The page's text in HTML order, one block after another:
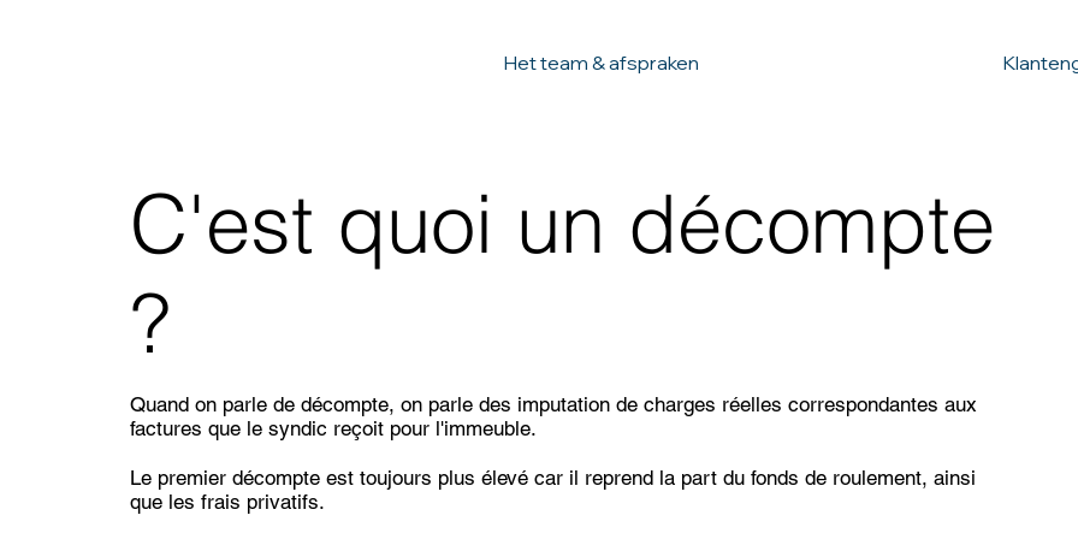
Het team & afspraken
C'est quoi un décompte
?
Quand on parle de décompte, on parle des imputation de charges réelles correspondantes aux
factures que le syndic reçoit pour l'immeuble.
Le premier décompte est toujours plus élevé car il reprend la part du fonds de roulement, ainsi
que les frais privatifs.